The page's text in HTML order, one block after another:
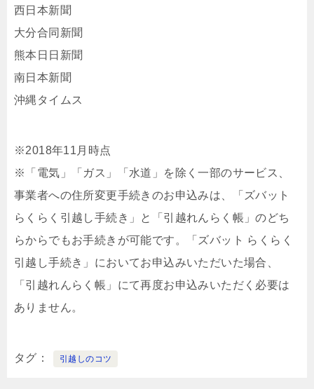
西日本新聞
大分合同新聞
熊本日日新聞
南日本新聞
沖縄タイムス
※2018年11月時点
※「電気」「ガス」「水道」を除く一部のサービス、
事業者への住所変更手続きのお申込みは、「ズバット
らくらく引越し手続き」と「引越れんらく帳」のどち
らからでもお手続きが可能です。「ズバット らくらく
引越し手続き」においてお申込みいただいた場合、
「引越れんらく帳」にて再度お申込みいただく必要は
ありません。
タグ 引越しのコツ